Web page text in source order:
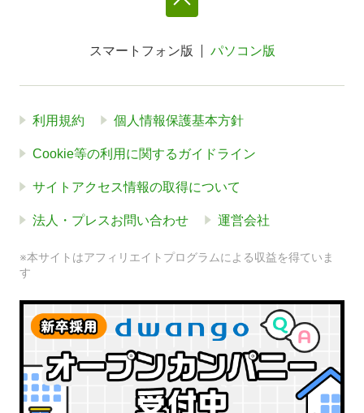
スマートフォン版 パソコン版
利用規約 個人情報保護基本方針
Cookie等の利用に関するガイドライン
サイトアクセス情報の取得について
法人・プレスお問い合わせ 運営会社
※本サイトはアフィリエイトプログラムによる収益を得ていま
す